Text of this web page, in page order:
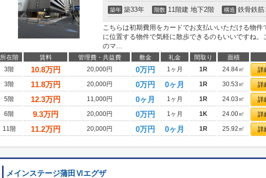
築年 築33年 階数 11階建 地下2階 構造 鉄骨鉄筋
こちらは初期費用をカードでお支払いいただける物件
に位置する物件で気軽に散歩できるのもいいですね。
のマ...
所在階 賃料 管理費・共益費 敷金 礼金 間取り 面積
3階
10.8万円 20,000円 0万円 1ヶ月 1R 24.84㎡ 詳
3階
11.8万円 20,000円 0万円 0ヶ月 1R 30.53㎡ 詳
5階
12.3万円 11,000円 0ヶ月 1ヶ月 1R 24.03㎡ 詳
6階
9.3万円 20,000円 0万円 1ヶ月 1K 24.00㎡ 詳
11階
11.2万円 20,000円 0万円 0ヶ月 1R 25.92㎡ 詳
メインステージ蒲田Ⅵエグザ